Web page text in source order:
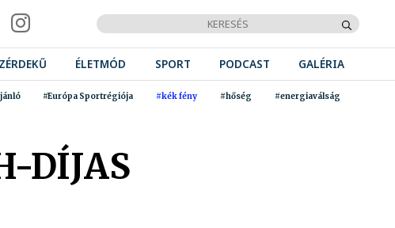
ÉLETMÓD SPORT PODCAST GALÉRIA
#Európa Sportrégiója #kék fény #hőség #energiaválság
DÍJAS